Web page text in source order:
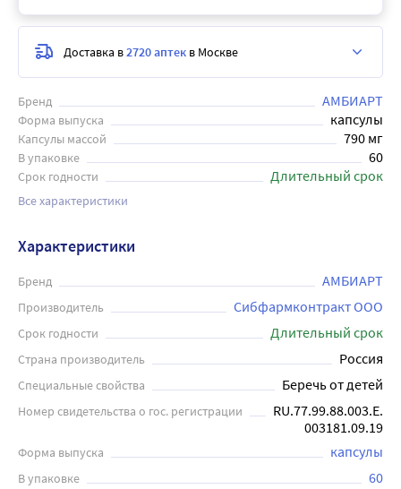
Бренд АМБИАРТ
Форма выпуска капсулы
Капсулы массой 790 мг
В упаковке 60
Срок годности Длительный срок
Все характеристики
Доставка в2720 аптек в Москве
Характеристики
Бренд АМБИАРТ
Производитель Сибфармконтракт ООО
Срок годности Длительный срок
Страна производитель Россия
Специальные свойства Беречь от детей
Номер свидетельства о гос. регистрации
RU.77.99.88.003.Е.
003181.09.19
Форма выпуска капсулы
В упаковке 60